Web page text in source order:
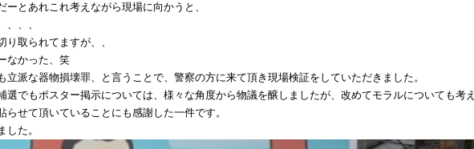
ーとあれこれ考えながら現場に向かうと、
、、、
り取られてますが、、
なかった、笑
立派な器物損壊罪、と言うことで、警察の方に来て頂き現場検証をしていただきました。
選でもポスター掲示については、様々な角度から物議を醸しましたが、改めてモラルについても考え
らせて頂いていることにも感謝した一件です。
した。